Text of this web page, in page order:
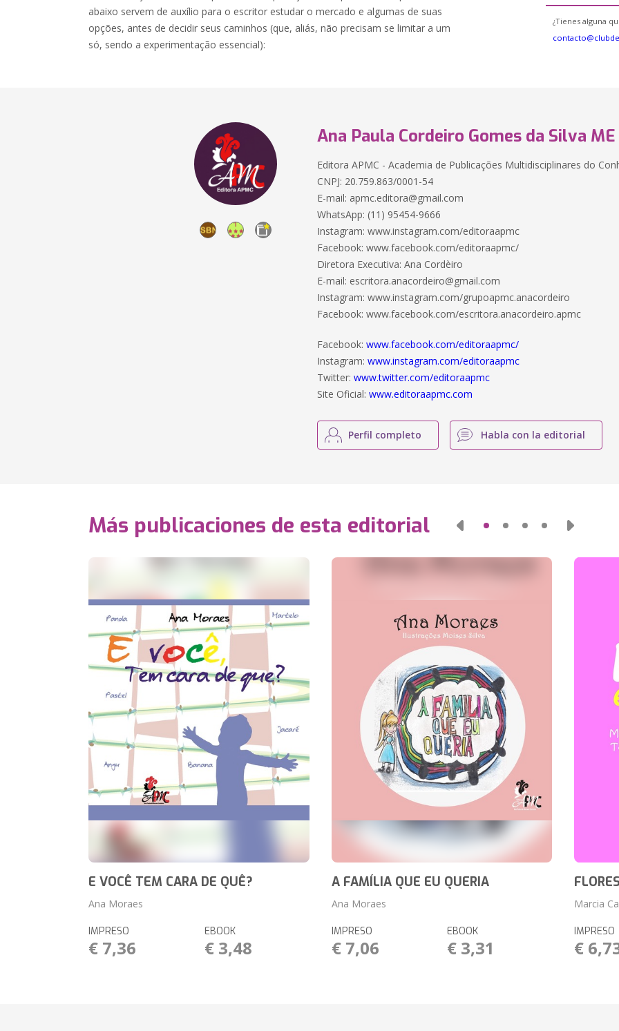
abaixo servem de auxílio para o escritor estudar o mercado e algumas de suas
opções, antes de decidir seus caminhos (que, aliás, não precisam se limitar a um
só, sendo a experimentação essencial):
¿Tienes alguna
Ana Paula Cordeiro Gomes da Silva ME
Editora APMC - Academia de Publicações Multidisciplinares do
CNPJ: 20.759.863/0001-54
E-mail: apmc.editora@gmail.com
WhatsApp: (11) 95454-9666
Instagram: www.instagram.com/editoraapmc
Facebook: www.facebook.com/editoraapmc/
Diretora Executiva: Ana Cordèiro
E-mail: escritora.anacordeiro@gmail.com
Instagram: www.instagram.com/grupoapmc.anacordeiro
Facebook: www.facebook.com/escritora.anacordeiro.apmc
Facebook:www.facebook.com/editoraapmc/
Instagram:www.instagram.com/editoraapmc
Twitter:www.twitter.com/editoraapmc
Site Oficial:www.editoraapmc.com
Perfil completo Habla con la editorial
Más publicaciones de esta editorial
E VOCÊ TEM CARA DE QUÊ?
Ana Moraes
IMPRESO
€ 7,36
EBOOK
€ 3,48
A FAMÍLIA QUE EU QUERIA
Ana Moraes
IMPRESO
€ 7,06
EBOOK
€ 3,31
Marcia
IMPRESO
€